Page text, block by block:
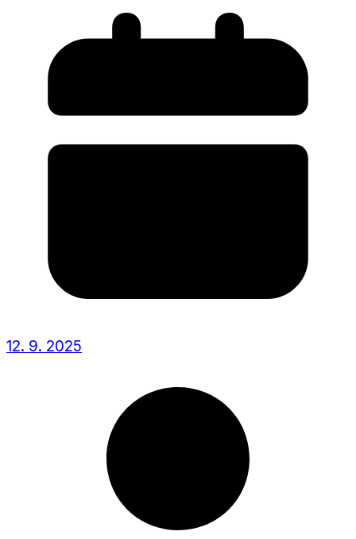
12. 9. 2025